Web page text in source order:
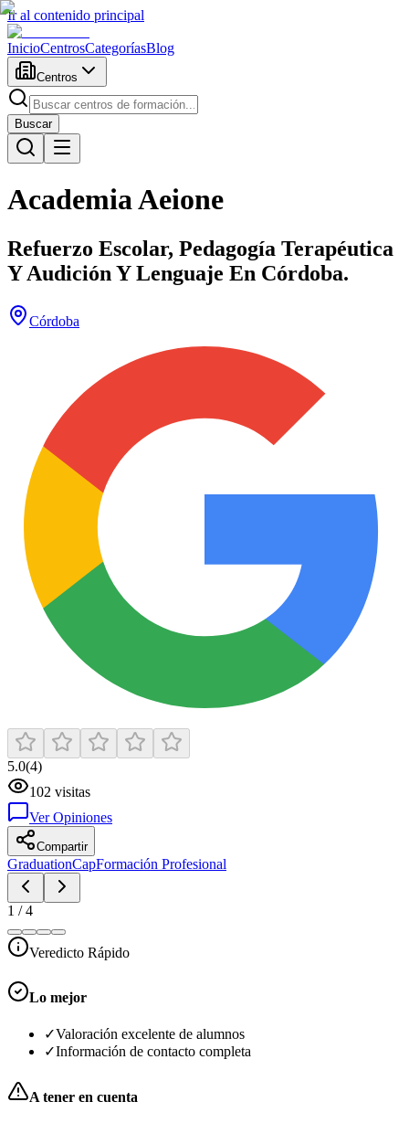
Ir al contenido principal
InicioCentrosCategoríasBlog
Centros
Buscar
Academia Aeione
Refuerzo Escolar, Pedagogía Terapéutica
Y Audición Y Lenguaje En Córdoba.
Córdoba
5.0(4)
102 visitas
Ver Opiniones
Compartir
GraduationCapFormación Profesional
1 /4
Veredicto Rápido
Lo mejor
✓Valoración excelente de alumnos
✓Información de contacto completa
A tener en cuenta